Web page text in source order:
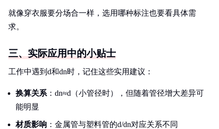
就像穿衣服要分场合一样，选用哪种标注也要看具体需
求。
三、实际应用中的小贴士
工作中遇到d和dn时，记住这些实用建议：
换算关系 ：dn≈d（小管径时），但随着管径增大差异可
能明显
材质影响 ：金属管与塑料管的d/dn对应关系不同